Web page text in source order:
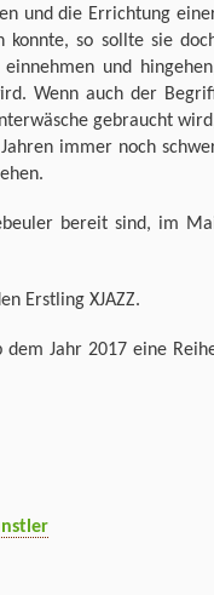
und die Errichtung
konnte, so sollte sie
und
Wenn auch der
gebraucht
immer noch
bereit sind, im
Erstling XJAZZ.
Jahr 2017 eine